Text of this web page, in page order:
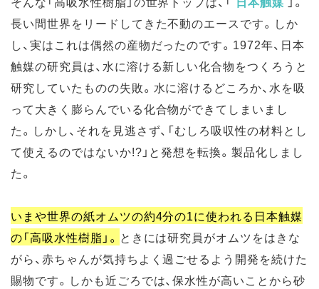
長い間世界をリードしてきた不動のエースです。しか
し、実はこれは偶然の産物だったのです。1972年、日本
触媒の研究員は、水に溶ける新しい化合物をつくろうと
研究していたものの失敗。水に溶けるどころか、水を吸
って大きく膨らんでいる化合物ができてしまいまし
た。しかし、それを見逃さず、「むしろ吸収性の材料とし
て使えるのではないか!?」と発想を転換。製品化しまし
た。
いまや世界の紙オムツの約4分の1に使われる日本触媒
の「高吸水性樹脂」。 ときには研究員がオムツをはきな
がら、赤ちゃんが気持ちよく過ごせるよう開発を続けた
賜物です。しかも近ごろでは、保水性が高いことから砂